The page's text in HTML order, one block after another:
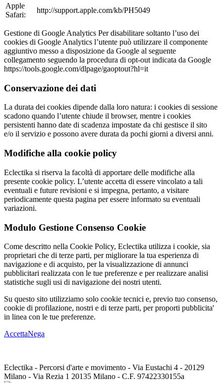
Apple
Safari:
http://support.apple.com/kb/PH5049
Gestione di Google Analytics Per disabilitare soltanto l’uso dei
cookies di Google Analytics l’utente può utilizzare il componente
aggiuntivo messo a disposizione da Google al seguente
collegamento seguendo la procedura di opt-out indicata da Google
https://tools.google.com/dlpage/gaoptout?hl=it
Conservazione dei dati
La durata dei cookies dipende dalla loro natura: i cookies di sessione
scadono quando l’utente chiude il browser, mentre i cookies
persistenti hanno date di scadenza impostate da chi gestisce il sito
e/o il servizio e possono avere durata da pochi giorni a diversi anni.
Modifiche alla cookie policy
Eclectika si riserva la facoltà di apportare delle modifiche alla
presente cookie policy. L’utente accetta di essere vincolato a tali
eventuali e future revisioni e si impegna, pertanto, a visitare
periodicamente questa pagina per essere informato su eventuali
variazioni.
Modulo Gestione Consenso Cookie
Come descritto nella Cookie Policy, Eclectika utilizza i cookie, sia
proprietari che di terze parti, per migliorare la tua esperienza di
navigazione e di acquisto, per la visualizzazione di annunci
pubblicitari realizzata con le tue preferenze e per realizzare analisi
statistiche sugli usi di navigazione dei nostri utenti.
Su questo sito utilizziamo solo cookie tecnici e, previo tuo consenso,
cookie di profilazione, nostri e di terze parti, per proporti pubblicita'
in linea con le tue preferenze.
AccettaNega
Eclectika - Percorsi d'arte e movimento - Via Eustachi 4 - 20129
Milano - Via Rezia 1 20135 Milano - C.F. 97422330155a